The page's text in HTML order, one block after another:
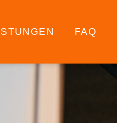
FAQ